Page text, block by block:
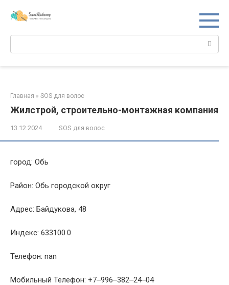
Главная » SOS для волос
Жилстрой, строительно-монтажная компания
13.12.2024 SOS для волос
город: Обь
Район: Обь городской округ
Адрес: Байдукова, 48
Индекс: 633100.0
Телефон: nan
Мобильный Телефон: +7‒996‒382‒24‒04